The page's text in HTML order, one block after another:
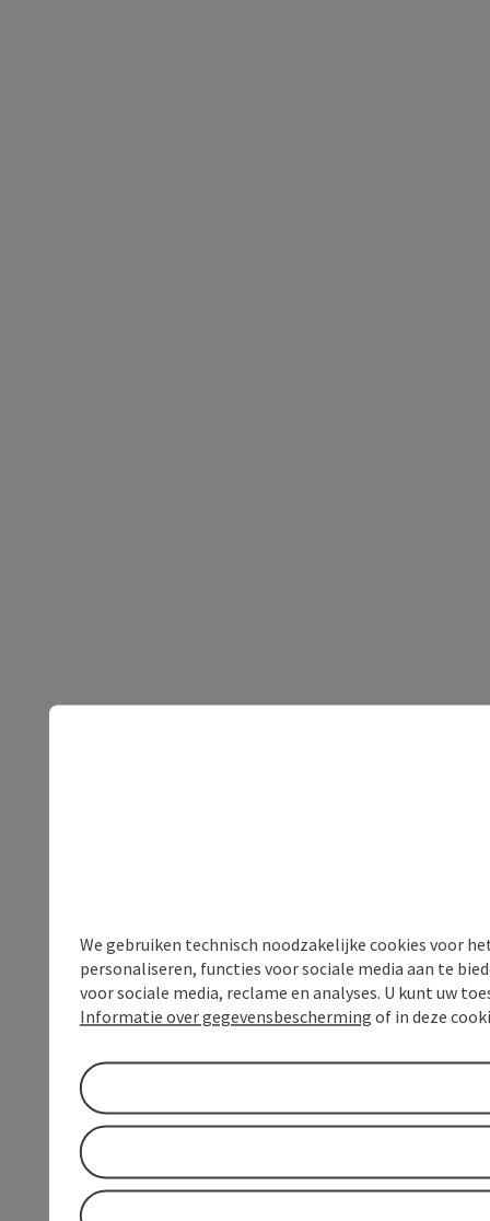
We gebruiken technisch noodzakelijke cookies voor
personaliseren, functies voor sociale media aan te
voor sociale media, reclame en analyses. U kunt uw
Informatie over gegevensbescherming of in deze